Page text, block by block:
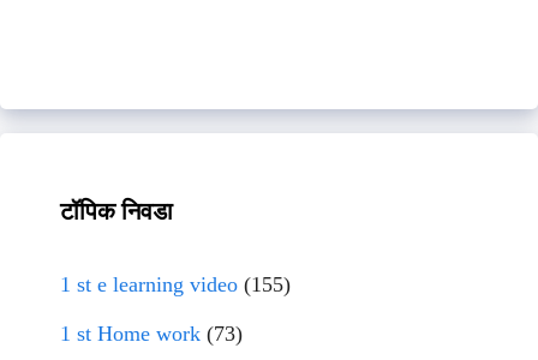
टॉपिक निवडा
1 st e learning video (155)
1 st Home work (73)